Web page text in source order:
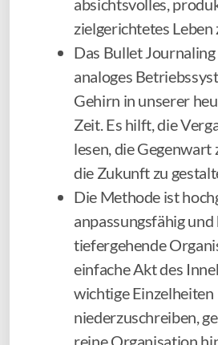
absichtsvolles,
zielgerichtetes Leben
Das Bullet
analoges
Gehirn in unserer
Zeit. Es hilft, die
lesen, die Gegenwart
die Zukunft zu
Die Methode ist
anpassungsfähig und
tiefergehende
einfache Akt des
wichtige Einzelheiten
niederzuschreiben,
reine Organisation